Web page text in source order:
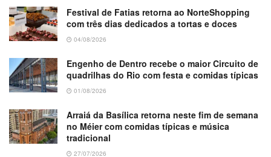
Festival de Fatias retorna ao NorteShopping
com três dias dedicados a tortas e doces
04/08/2026
Engenho de Dentro recebe o maior Circuito de
quadrilhas do Rio com festa e comidas típicas
01/08/2026
Arraiá da Basílica retorna neste fim de semana
no Méier com comidas típicas e música
tradicional
27/07/2026